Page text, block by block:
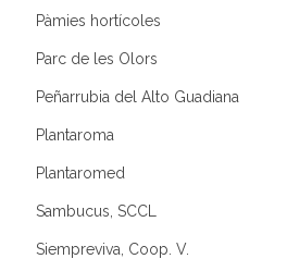
Pàmies hortícoles
Parc de les Olors
Peñarrubia del Alto Guadiana
Plantaroma
Plantaromed
Sambucus, SCCL
Siempreviva, Coop. V.